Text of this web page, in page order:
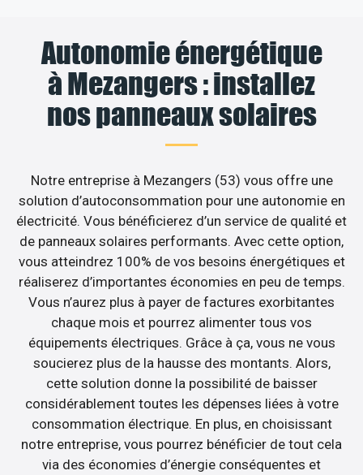
Autonomie énergétique
à Mezangers : installez
nos panneaux solaires
Notre entreprise à Mezangers (53) vous offre une
solution d’autoconsommation pour une autonomie en
électricité. Vous bénéficierez d’un service de qualité et
de panneaux solaires performants. Avec cette option,
vous atteindrez 100% de vos besoins énergétiques et
réaliserez d’importantes économies en peu de temps.
Vous n’aurez plus à payer de factures exorbitantes
chaque mois et pourrez alimenter tous vos
équipements électriques. Grâce à ça, vous ne vous
soucierez plus de la hausse des montants. Alors,
cette solution donne la possibilité de baisser
considérablement toutes les dépenses liées à votre
consommation électrique. En plus, en choisissant
notre entreprise, vous pourrez bénéficier de tout cela
via des économies d’énergie conséquentes et